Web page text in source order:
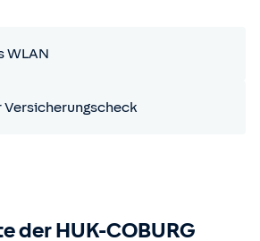
WLAN
der HUK-COBURG